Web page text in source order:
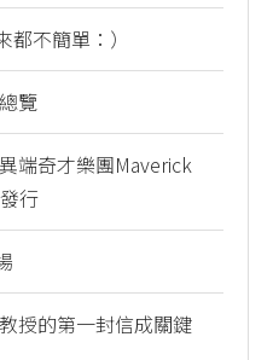
不簡單：）
覽
端奇才樂團Maverick
行
場
授的第一封信成關鍵